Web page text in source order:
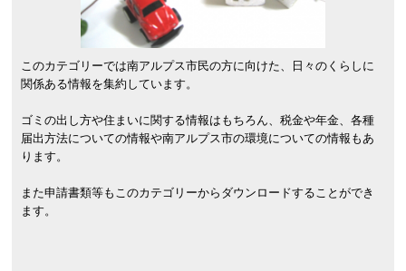
このカテゴリーでは南アルプス市民の方に向けた、日々のくらしに
関係ある情報を集約しています。
ゴミの出し方や住まいに関する情報はもちろん、税金や年金、各種
届出方法についての情報や南アルプス市の環境についての情報もあ
ります。
また申請書類等もこのカテゴリーからダウンロードすることができ
ます。